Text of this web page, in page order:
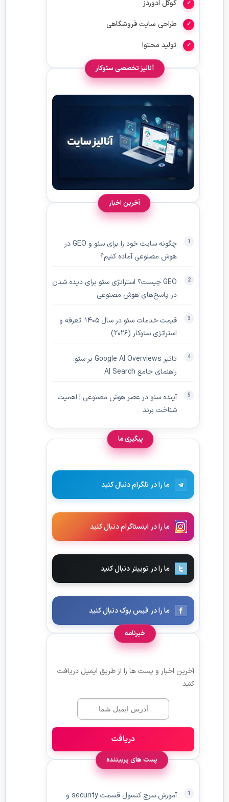
گوگل ادوردز
طراحی سایت فروشگاهی
تولید محتوا
آنالیز تخصصی سئوکار
آخرین اخبار
چگونه سایت خود را برای سئو و GEO در
هوش مصنوعی آماده کنیم؟
GEO چیست؟ استراتژی سئو برای دیده‌ شدن
در پاسخ‌های هوش مصنوعی
قیمت خدمات سئو در سال ۱۴۰۵؛ تعرفه و
استراتژی سئوکار (۲۰۲۶)
تاثیر Google AI Overviews بر سئو:
راهنمای جامع AI Search
آینده سئو در عصر هوش مصنوعی | اهمیت
شناخت برند
پیگیری ما
ما را در تلگرام دنبال کنید
ما را در اینستاگرام دنبال کنید
ما را در توییتر دنبال کنید
ما را در فیس بوک دنبال کنید
خبرنامه
آخرین اخبار و پست ها را از طریق ایمیل دریافت
کنید
دریافت
پست های پربیننده
آموزش سرچ کنسول قسمت security و